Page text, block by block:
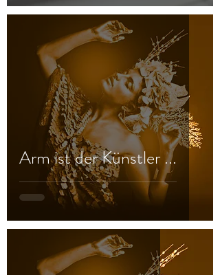
Arm ist der Künstler ...